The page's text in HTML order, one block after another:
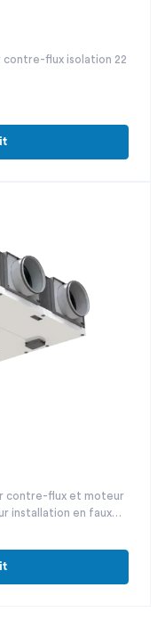
contre-flux isolation 22
contre-flux et moteur
installation en faux-